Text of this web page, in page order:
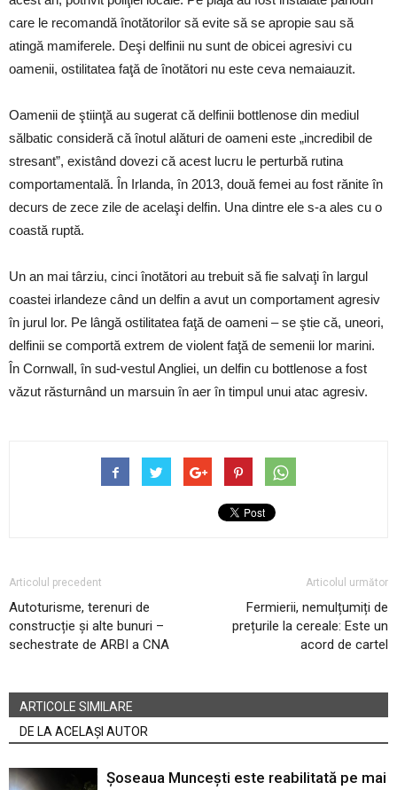
care le recomandă înotătorilor să evite să se apropie sau să
atingă mamiferele. Deşi delfinii nu sunt de obicei agresivi cu
oamenii, ostilitatea faţă de înotători nu este ceva nemaiauzit.
Oamenii de ştiinţă au sugerat că delfinii bottlenose din mediul
sălbatic consideră că înotul alături de oameni este „incredibil de
stresant”, existând dovezi că acest lucru le perturbă rutina
comportamentală. În Irlanda, în 2013, două femei au fost rănite în
decurs de zece zile de acelaşi delfin. Una dintre ele s-a ales cu o
coastă ruptă.
Un an mai târziu, cinci înotători au trebuit să fie salvaţi în largul
coastei irlandeze când un delfin a avut un comportament agresiv
în jurul lor. Pe lângă ostilitatea faţă de oameni – se ştie că, uneori,
delfinii se comportă extrem de violent faţă de semenii lor marini.
În Cornwall, în sud-vestul Angliei, un delfin cu bottlenose a fost
văzut răsturnând un marsuin în aer în timpul unui atac agresiv.
Articolul precedent
Autoturisme, terenuri de
construcție și alte bunuri –
sechestrate de ARBI a CNA
Articolul următor
Fermierii, nemulțumiți de
prețurile la cereale: Este un
acord de cartel
ARTICOLE SIMILARE
DE LA ACELAȘI AUTOR
Șoseaua Muncești este reabilitată pe mai